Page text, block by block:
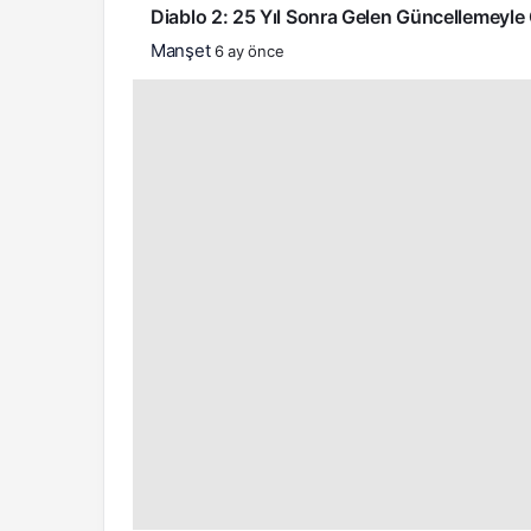
Diablo 2: 25 Yıl Sonra Gelen Güncellemeyle
Manşet 6 ay önce